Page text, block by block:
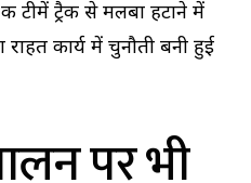
टीमें ट्रैक से मलबा हटाने में
कार्य में चुनौती बनी हुई
पर भी